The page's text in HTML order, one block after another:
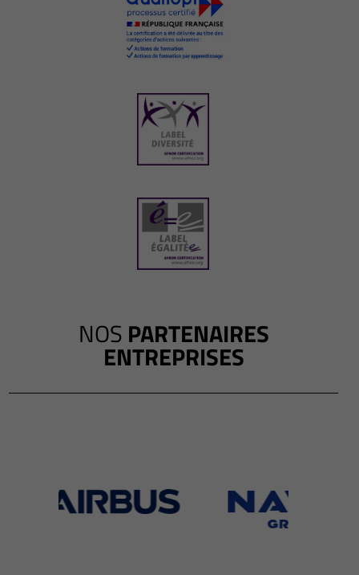
NOS PARTENAIRES
ENTREPRISES